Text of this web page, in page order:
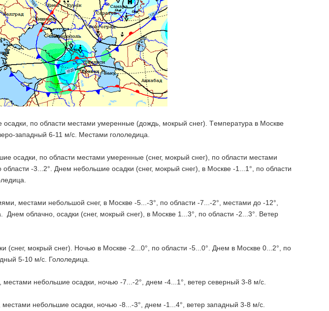
по области местами умеренные (дождь, мокрый снег). Tемпература в Москве
западный 6-11 м/с. Местами гололедица.
осадки, по области местами умеренные (снег, мокрый снег), по области местами
-3...2°. Днем небольшие осадки (снег, мокрый снег), в Москве -1...1°, по области
местами небольшой снег, в Москве -5...-3°, по области -7...-2°, местами до -12°,
Днем облачно, осадки (снег, мокрый снег), в Москве 1...3°, по области -2...3°. Ветер
(снег, мокрый снег). Ночью в Москве -2...0°, по области -5...0°. Днем в Москве 0...2°, по
5-10 м/с. Гололедица.
небольшие осадки, ночью -7...-2°, днем -4...1°, ветер северный 3-8 м/с.
небольшие осадки, ночью -8...-3°, днем -1...4°, ветер западный 3-8 м/с.